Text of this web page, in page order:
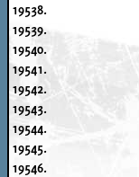
19538.
19539.
19540.
19541.
19542.
19543.
19544.
19545.
19546.